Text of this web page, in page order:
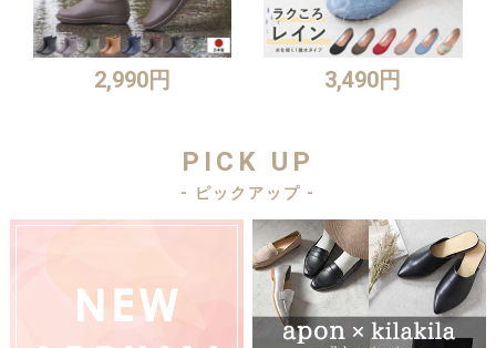
2,990円 3,490円
PICK UP
- ピックアップ -